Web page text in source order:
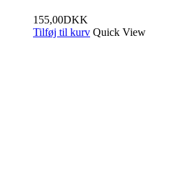
155,00DKK
Tilføj til kurv Quick View